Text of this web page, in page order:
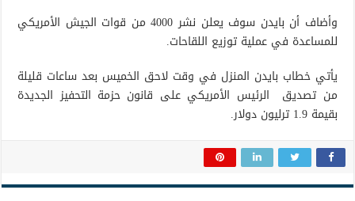
وأضاف أن بايدن سوف يعلن نشر 4000 من قوات الجيش الأمريكي
للمساعدة في عملية توزيع اللقاحات.
يأتي خطاب بايدن المنزل في وقت لاحق الخميس بعد ساعات قليلة
من تصديق الرئيس الأمريكي على قانون حزمة التحفيز الجديدة
بقيمة 1.9 ترليون دولار.